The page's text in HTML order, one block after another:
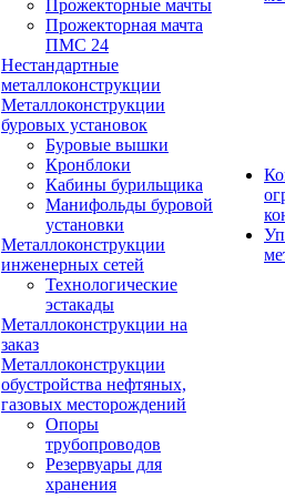
Прожекторные мачты
Прожекторная мачта
ПМС 24
Нестандартные
металлоконструкции
Металлоконструкции
буровых установок
Буровые вышки
Кронблоки
Кабины бурильщика
Манифольды буровой
установки
Металлоконструкции
инженерных сетей
Технологические
эстакады
Металлоконструкции на
заказ
Металлоконструкции
обустройства нефтяных,
газовых месторождений
Опоры
трубопроводов
Резервуары для
хранения